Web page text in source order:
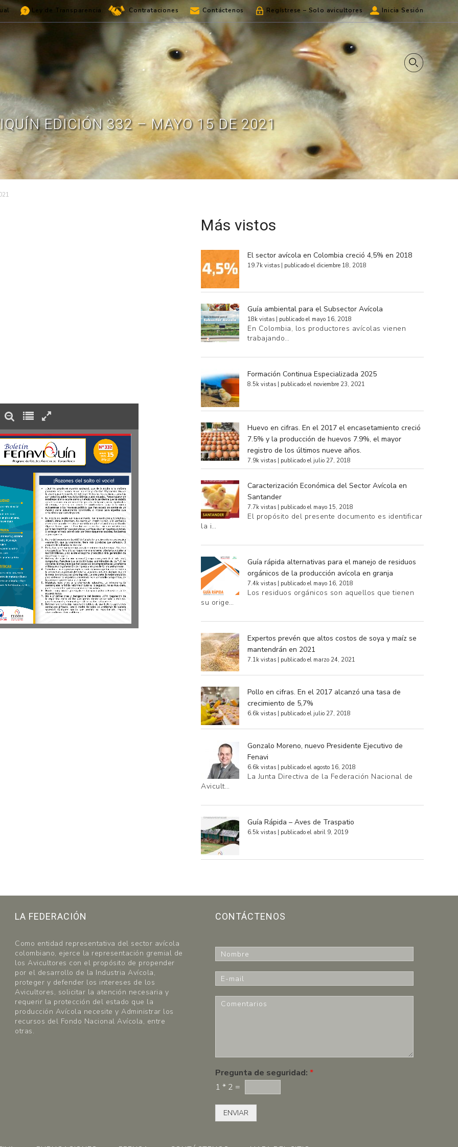
Ley de Transparencia Contrataciones Contáctenos Regístrese – Solo avicultores Inicia Sesión
EDICIÓN 332 – MAYO 15 DE 2021
Más vistos
El sector avícola en Colombia creció 4,5% en 2018
19.7k vistas publicado el diciembre 18, 2018
Guía ambiental para el Subsector Avícola
18k vistas publicado el mayo 16, 2018
En Colombia, los productores avícolas vienen
trabajando…
Formación Continua Especializada 2025
8.5k vistas publicado el noviembre 23, 2021
Huevo en cifras. En el 2017 el encasetamiento creció
7.5% y la producción de huevos 7.9%, el mayor
registro de los últimos nueve años.
7.9k vistas publicado el julio 27, 2018
Caracterización Económica del Sector Avícola en
Santander
7.7k vistas publicado el mayo 15, 2018
El propósito del presente documento es identificar
la i…
Guía rápida alternativas para el manejo de residuos
orgánicos de la producción avícola en granja
7.4k vistas publicado el mayo 16, 2018
Los residuos orgánicos son aquellos que tienen
su orige…
Expertos prevén que altos costos de soya y maíz se
mantendrán en 2021
7.1k vistas publicado el marzo 24, 2021
Pollo en cifras. En el 2017 alcanzó una tasa de
crecimiento de 5,7%
6.6k vistas publicado el julio 27, 2018
Gonzalo Moreno, nuevo Presidente Ejecutivo de
Fenavi
6.6k vistas publicado el agosto 16, 2018
La Junta Directiva de la Federación Nacional de
Avicult…
Guía Rápida – Aves de Traspatio
6.5k vistas publicado el abril 9, 2019
LA FEDERACIÓN
Como entidad representativa del sector avícola
colombiano, ejerce la representación gremial de
los Avicultores con el propósito de propender
por el desarrollo de la Industria Avícola,
proteger y defender los intereses de los
Avicultores, solicitar la atención necesaria y
requerir la protección del estado que la
producción Avícola necesite y Administrar los
recursos del Fondo Nacional Avícola, entre
otras.
CONTÁCTENOS
o
m
-
m
r
i
o
s
Pregunta de seguridad:*
1 * 2 =
ENVIAR